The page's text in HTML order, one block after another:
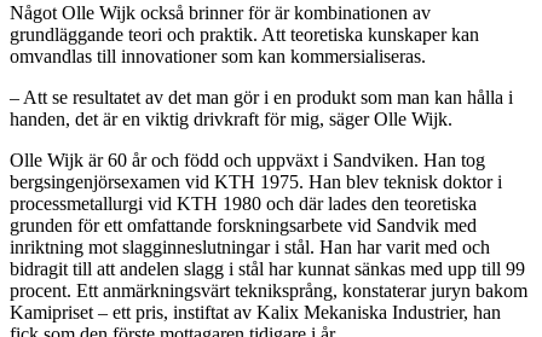
Något Olle Wijk också brinner för är kombinationen av
grundläggande teori och praktik. Att teoretiska kunskaper kan
omvandlas till innovationer som kan kommersialiseras.
– Att se resultatet av det man gör i en produkt som man kan hålla i
handen, det är en viktig drivkraft för mig, säger Olle Wijk.
Olle Wijk är 60 år och född och uppväxt i Sandviken. Han tog
bergsingenjörsexamen vid KTH 1975. Han blev teknisk doktor i
processmetallurgi vid KTH 1980 och där lades den teoretiska
grunden för ett omfattande forskningsarbete vid Sandvik med
inriktning mot slagginneslutningar i stål. Han har varit med och
bidragit till att andelen slagg i stål har kunnat sänkas med upp till 99
procent. Ett anmärkningsvärt tekniksprång, konstaterar juryn bakom
Kamipriset – ett pris, instiftat av Kalix Mekaniska Industrier, han